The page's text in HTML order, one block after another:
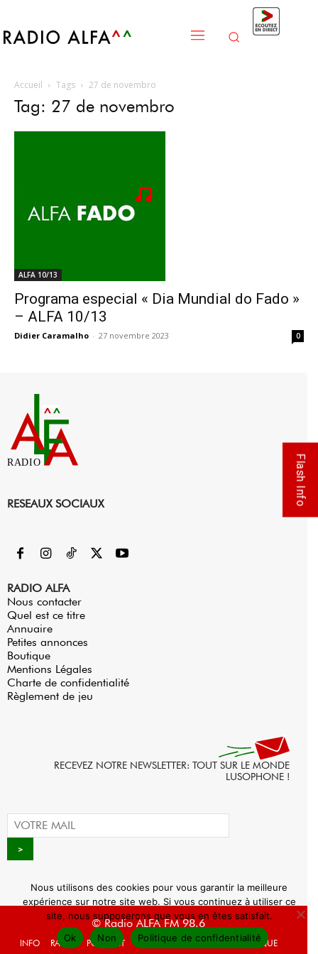
Accueil Tags 27 de novembro
Tag: 27 de novembro
ALFA 10/13
Programa especial « Dia Mundial do Fado »
– ALFA 10/13
Didier Caramalho - 27 novembre 2023 0
RADIO
RESEAUX SOCIAUX
RADIO ALFA
Nous contacter
Quel est ce titre
Annuaire
Petites annonces
Boutique
Mentions Légales
Charte de confidentialité
Règlement de jeu
RECEVEZ NOTRE NEWSLETTER: TOUT SUR LE MONDE
LUSOPHONE !
© Radio ALFA FM 98.6
INFO RADIO PODCAST AGENDA WEBRADIO BOUTIQUE
Flash Info
Nous utilisons des cookies pour vous garantir la meilleure
expérience sur notre site web. Si vous continuez à utiliser ce
site, nous supposerons que vous en êtes satisfait.
Ok
Non Politique de confidentialité